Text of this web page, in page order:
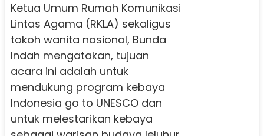
Ketua Umum Rumah Komunikasi
Lintas Agama (RKLA) sekaligus
tokoh wanita nasional, Bunda
Indah mengatakan, tujuan
acara ini adalah untuk
mendukung program kebaya
Indonesia go to UNESCO dan
untuk melestarikan kebaya